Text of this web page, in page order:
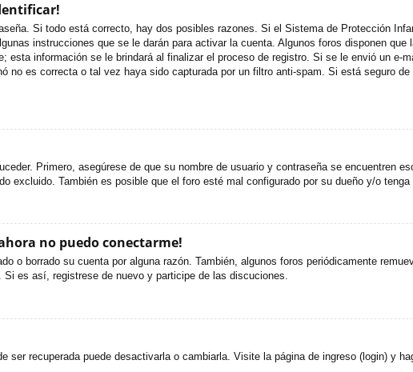
Si todo está correcto, hay dos posibles razones. Si el Sistema de Protección
instrucciones que se le darán para activar la cuenta. Algunos foros disponen
esta información se le brindará al finalizar el proceso de registro. Si se le envió un e-
no es correcta o tal vez haya sido capturada por un filtro anti-spam. Si está seguro
Primero, asegúrese de que su nombre de usuario y contraseña se encuentren
excluido. También es posible que el foro esté mal configurado por su dueño y/o
no puedo conectarme!
o borrado su cuenta por alguna razón. También, algunos foros periódicamente
es así, registrese de nuevo y participe de las discuciones.
ser recuperada puede desactivarla o cambiarla. Visite la página de ingreso (login) y